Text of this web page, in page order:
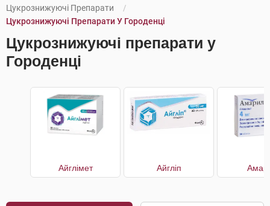
Цукрознижуючі Препарати
Цукрознижуючі Препарати У Городенці
Цукрознижуючі препарати у
Городенці
Айглімет Айгліп